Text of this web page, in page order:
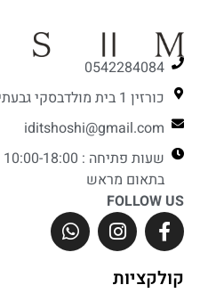
0542284084
כורזין 1 בית מולדבסקי גבעתיים
iditshoshi@gmail.com
שעות פתיחה : 10:00-18:00
בתאום מראש
FOLLOW US
קולקציות